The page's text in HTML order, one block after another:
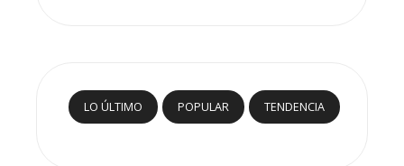
LO ÚLTIMO POPULAR TENDENCIA